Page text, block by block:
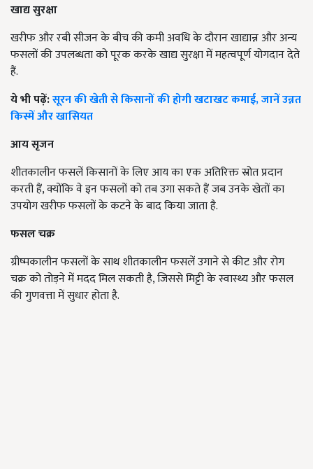
खाद्य सुरक्षा
खरीफ और रबी सीजन के बीच की कमी अवधि के दौरान खाद्यान्न और अन्य
फसलों की उपलब्धता को पूरक करके खाद्य सुरक्षा में महत्वपूर्ण योगदान देते
हैं.
ये भी पढ़ें:सूरन की खेती से किसानों की होगी खटाखट कमाई, जानें उन्नत
किस्में और खासियत
आय सृजन
शीतकालीन फसलें किसानों के लिए आय का एक अतिरिक्त स्रोत प्रदान
करती हैं, क्योंकि वे इन फसलों को तब उगा सकते हैं जब उनके खेतों का
उपयोग खरीफ फसलों के कटने के बाद किया जाता है.
फसल चक्र
ग्रीष्मकालीन फसलों के साथ शीतकालीन फसलें उगाने से कीट और रोग
चक्र को तोड़ने में मदद मिल सकती है, जिससे मिट्टी के स्वास्थ्य और फसल
की गुणवत्ता में सुधार होता है.